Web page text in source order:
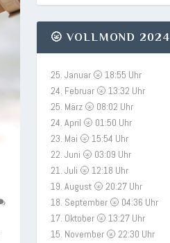
🌝 VOLLMOND 2024
25. Januar 🌝 18:55 Uhr
24. Februar 🌝 13:32 Uhr
25. März 🌝 08:02 Uhr
24. April 🌝 01:50 Uhr
23. Mai 🌝 15:54 Uhr
22. Juni 🌝 03:09 Uhr
21. Juli 🌝 12:18 Uhr
19. August 🌝 20:27 Uhr
18. September 🌝 04:36 Uhr
17. Oktober 🌝 13:27 Uhr
15. November 🌝 22:30 Uhr